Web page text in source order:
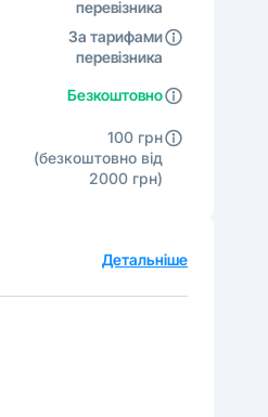
перевізника
За тарифами
перевізника
Безкоштовно
100 грн
(безкоштовно від
2000 грн)
Детальніше